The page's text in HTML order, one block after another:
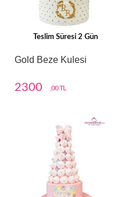
Teslim Süresi 2 Gün
Gold Beze Kulesi
2300 ,00 TL